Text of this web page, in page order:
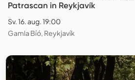
Patrascan in Reykjavík
Sv. 16. aug. 19:00
Gamla Bíó, Reykjavík